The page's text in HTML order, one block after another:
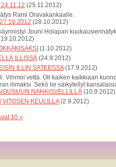
(25.11.2012)
Rami Oravakankaalle.
(28.10.2012)
Jouni Holapan
(1.10.2012)
ILLISSÄ (24.9.2012)
ILLIN SATEESSA (17.9.2012)
Vihmoi vettä. Oli kaiken kaikkiaan
ilimaksi. Sekö lie säikytellyt
NAHKISVELLILLÄ (10.9.2012)
VITOSEN KEULILLA (2.9.2012)
10 »